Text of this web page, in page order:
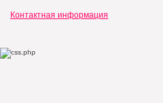
Контактная информация